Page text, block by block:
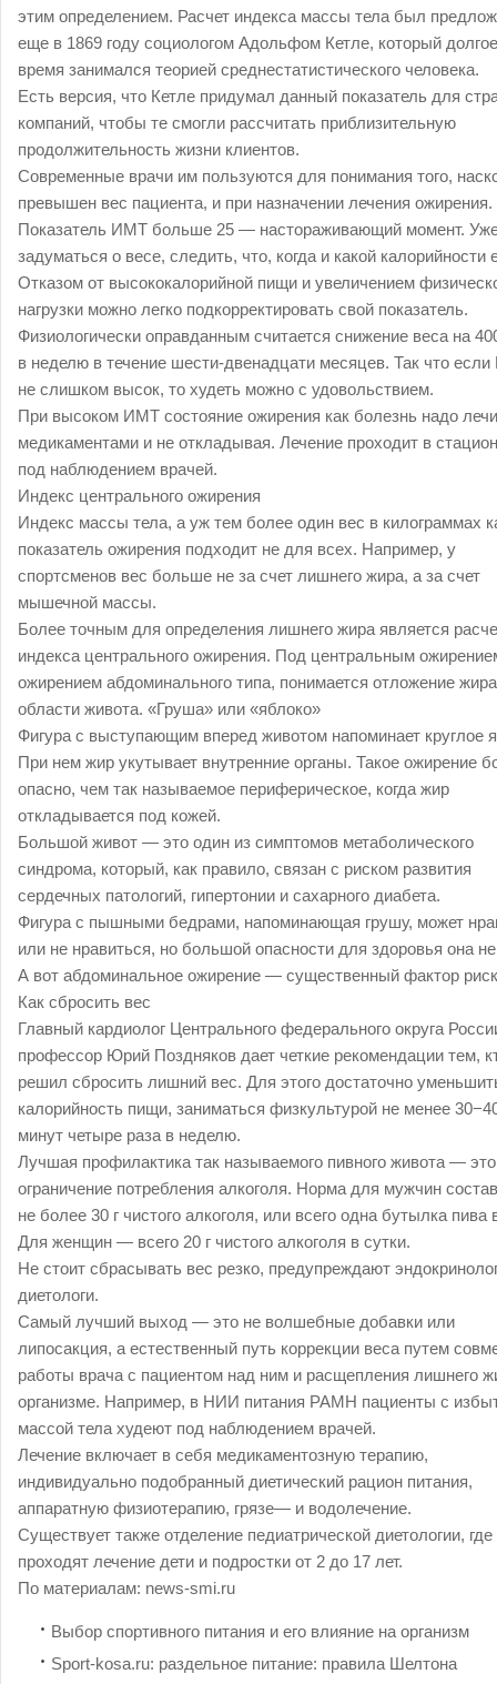
этим определением. Расчет индекса массы тела был
еще в 1869 году социологом Адольфом Кетле, который долгое
время занимался теорией среднестатистического человека.
Есть версия, что Кетле придумал данный показатель для
компаний, чтобы те смогли рассчитать приблизительную
продолжительность жизни клиентов.
Современные врачи им пользуются для понимания того,
превышен вес пациента, и при назначении лечения ожирения.
Показатель ИМТ больше 25 — настораживающий момент.
задуматься о весе, следить, что, когда и какой калорийности
Отказом от высококалорийной пищи и увеличением
нагрузки можно легко подкорректировать свой показатель.
Физиологически оправданным считается снижение веса на
в неделю в течение шести-двенадцати месяцев. Так что
не слишком высок, то худеть можно с удовольствием.
При высоком ИМТ состояние ожирения как болезнь надо
медикаментами и не откладывая. Лечение проходит в
под наблюдением врачей.
Индекс центрального ожирения
Индекс массы тела, а уж тем более один вес в килограммах
показатель ожирения подходит не для всех. Например, у
спортсменов вес больше не за счет лишнего жира, а за счет
мышечной массы.
Более точным для определения лишнего жира является
индекса центрального ожирения. Под центральным
ожирением абдоминального типа, понимается отложение
области живота. «Груша» или «яблоко»
Фигура с выступающим вперед животом напоминает круглое
При нем жир укутывает внутренние органы. Такое ожирение
опасно, чем так называемое периферическое, когда жир
откладывается под кожей.
Большой живот — это один из симптомов метаболического
синдрома, который, как правило, связан с риском развития
сердечных патологий, гипертонии и сахарного диабета.
Фигура с пышными бедрами, напоминающая грушу, может
или не нравиться, но большой опасности для здоровья она не
А вот абдоминальное ожирение — существенный фактор
Как сбросить вес
Главный кардиолог Центрального федерального округа
профессор Юрий Поздняков дает четкие рекомендации тем,
решил сбросить лишний вес. Для этого достаточно
калорийность пищи, заниматься физкультурой не менее
минут четыре раза в неделю.
Лучшая профилактика так называемого пивного живота — это
ограничение потребления алкоголя. Норма для мужчин
не более 30 г чистого алкоголя, или всего одна бутылка пива
Для женщин — всего 20 г чистого алкоголя в сутки.
Не стоит сбрасывать вес резко, предупреждают
диетологи.
Самый лучший выход — это не волшебные добавки или
липосакция, а естественный путь коррекции веса путем
работы врача с пациентом над ним и расщепления лишнего
организме. Например, в НИИ питания РАМН пациенты с
массой тела худеют под наблюдением врачей.
Лечение включает в себя медикаментозную терапию,
индивидуально подобранный диетический рацион питания,
аппаратную физиотерапию, грязе— и водолечение.
Существует также отделение педиатрической диетологии, где
проходят лечение дети и подростки от 2 до 17 лет.
По материалам: news-smi.ru
Выбор спортивного питания и его влияние на организм
Sport-kosa.ru: раздельное питание: правила Шелтона